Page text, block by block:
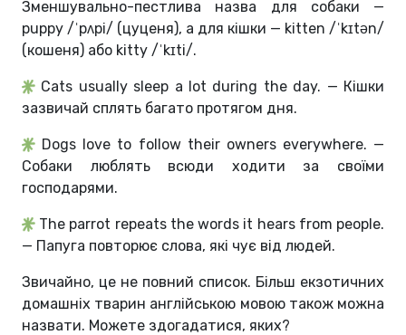
Зменшувально-пестлива назва для собаки —
puppy /ˈpʌpi/ (цуценя), а для кішки — kitten /ˈkɪtən/
(кошеня) або kitty /ˈkɪti/.
Cats usually sleep a lot during the day. — Кішки
зазвичай сплять багато протягом дня.
Dogs love to follow their owners everywhere. —
Собаки люблять всюди ходити за своїми
господарями.
The parrot repeats the words it hears from people.
— Папуга повторює слова, які чує від людей.
Звичайно, це не повний список. Більш екзотичних
домашніх тварин англійською мовою також можна
назвати. Можете здогадатися, яких?